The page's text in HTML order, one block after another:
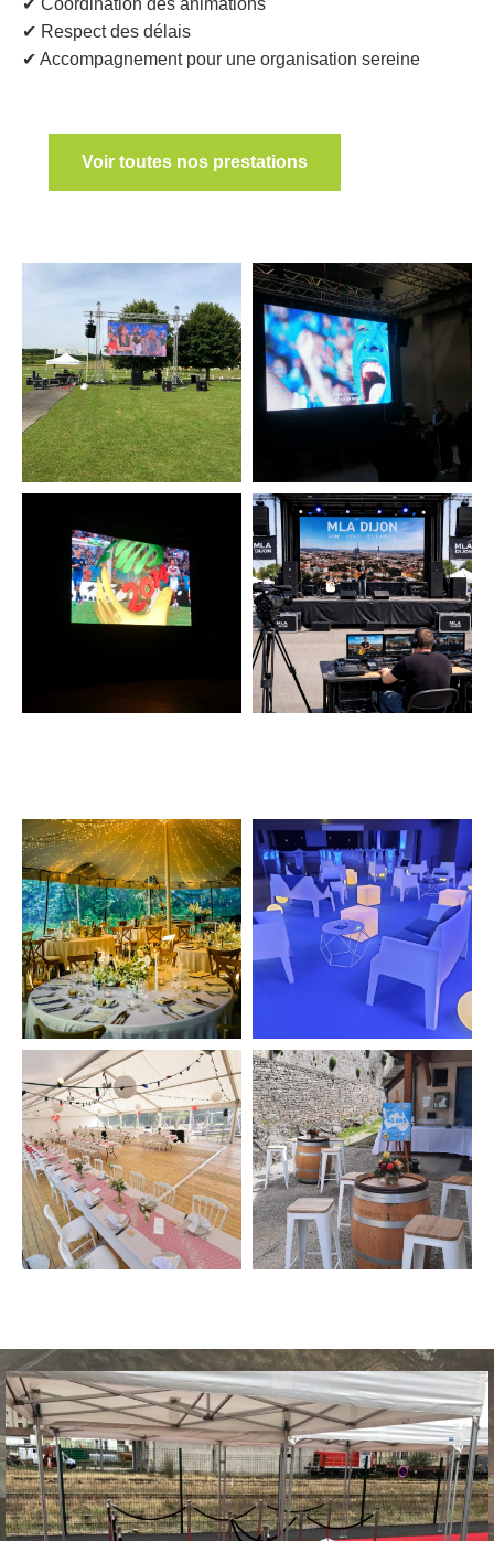
✔ Respect des délais
✔ Accompagnement pour une organisation sereine
Voir toutes nos prestations